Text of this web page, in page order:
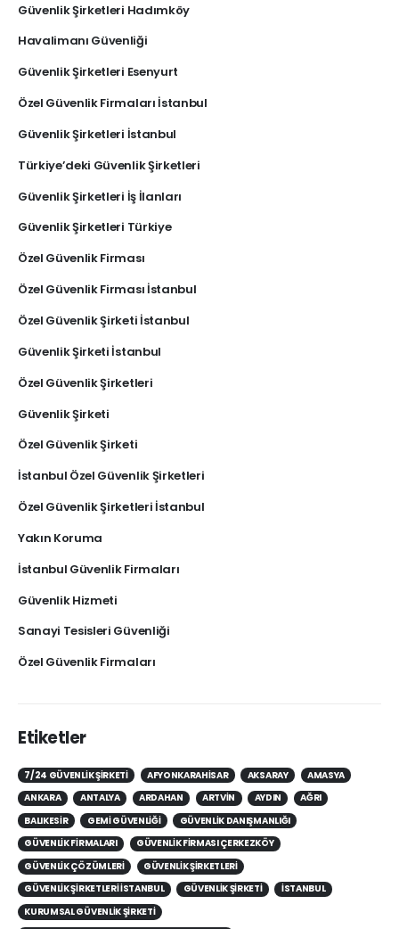
Güvenlik Şirketleri Hadımköy
Havalimanı Güvenliği
Güvenlik Şirketleri Esenyurt
Özel Güvenlik Firmaları İstanbul
Güvenlik Şirketleri İstanbul
Türkiye’deki Güvenlik Şirketleri
Güvenlik Şirketleri İş İlanları
Güvenlik Şirketleri Türkiye
Özel Güvenlik Firması
Özel Güvenlik Firması İstanbul
Özel Güvenlik Şirketi İstanbul
Güvenlik Şirketi İstanbul
Özel Güvenlik Şirketleri
Güvenlik Şirketi
Özel Güvenlik Şirketi
İstanbul Özel Güvenlik Şirketleri
Özel Güvenlik Şirketleri İstanbul
Yakın Koruma
İstanbul Güvenlik Firmaları
Güvenlik Hizmeti
Sanayi Tesisleri Güvenliği
Özel Güvenlik Firmaları
Etiketler
7/24 GÜVENLIK ŞIRKETI AFYONKARAHISAR AKSARAY
AMASYA
ANKARA
ANTALYA ARDAHAN ARTVIN AYDIN
AĞRI
BALIKESIR
GEMI GÜVENLIĞI
GÜVENLIK DANIŞMANLIĞI
GÜVENLIK FIRMALARI
GÜVENLIK FIRMASI ÇERKEZKÖY
GÜVENLIK ÇÖZÜMLERI
GÜVENLIK ŞIRKETLERI
GÜVENLIK ŞIRKETLERI İSTANBUL
GÜVENLIK ŞIRKETI
ISTANBUL
KURUMSAL GÜVENLIK ŞIRKETI